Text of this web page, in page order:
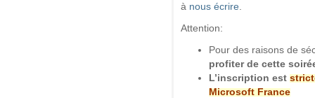
à nous écrire
Attention:
Pour des raisons de
profiter de cette
L’inscription est
Microsoft France